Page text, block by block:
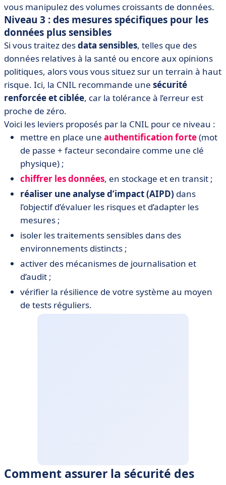
vous manipulez des volumes croissants de données.
Niveau 3 : des mesures spécifiques pour les
données plus sensibles
Si vous traitez desdata sensibles, telles que des
données relatives à la santé ou encore aux opinions
politiques, alors vous vous situez sur un terrain à haut
risque. Ici, la CNIL recommande une sécurité
renforcée et ciblée, car la tolérance à l’erreur est
proche de zéro.
Voici les leviers proposés par la CNIL pour ce niveau :
mettre en place une authentification forte(mot
de passe + facteur secondaire comme une clé
physique) ;
chiffrer les données, en stockage et en transit ;
réaliser une analyse d’impact (AIPD) dans
l’objectif d’évaluer les risques et d’adapter les
mesures ;
isoler les traitements sensibles dans des
environnements distincts ;
activer des mécanismes de journalisation et
d’audit ;
vérifier la résilience de votre système au moyen
de tests réguliers.
Comment assurer la sécurité des